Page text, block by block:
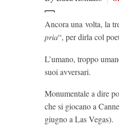
Ancora una volta, la
pria“, per dirla col
L’umano, troppo
suoi avversari.
Monumentale a dire
che si giocano a
giugno a Las Vegas).